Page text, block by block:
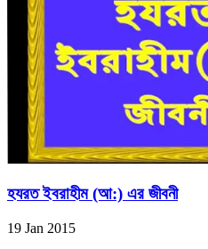
হযরত ইবরাহীম (আ:) এর জীবনী
19 Jan 2015